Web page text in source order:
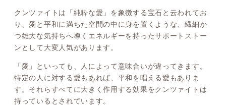
クンツァイトは「純粋な愛」を象徴する宝石と云われてお
り、愛と平和に満ちた空間の中に身を置くような、繊細か
つ雄大な気持ちへ導くエネルギーを持ったサポートストー
ンとして大変人気があります。
「愛」といっても、人によって意味合いが違ってきます。
特定の人に対する愛もあれば、平和を唱える愛もありま
す。それらすべてに大きく作用する効果をクンツァイトは
持っているとされています。